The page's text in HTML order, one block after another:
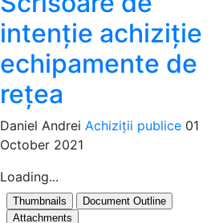
intenție achiziție
echipamente de
rețea
Daniel Andrei Achiziții publice 01
October 2021
Loading...